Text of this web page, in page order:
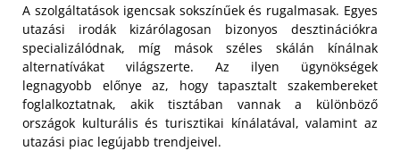
A szolgáltatások igencsak sokszínűek és rugalmasak. Egyes
utazási irodák kizárólagosan bizonyos desztinációkra
specializálódnak, míg mások széles skálán kínálnak
alternatívákat világszerte. Az ilyen ügynökségek
legnagyobb előnye az, hogy tapasztalt szakembereket
foglalkoztatnak, akik tisztában vannak a különböző
országok kulturális és turisztikai kínálatával, valamint az
utazási piac legújabb trendjeivel.